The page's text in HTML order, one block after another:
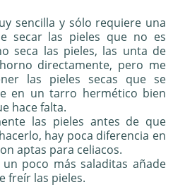
sencilla y sólo requiere una
secar las pieles que no es
seca las pieles, las unta de
directamente, pero me
las pieles secas que se
en un tarro hermético bien
hace falta.
las pieles antes de que
hay poca diferencia en
aptas para celiacos.
poco más saladitas añade
freír las pieles.